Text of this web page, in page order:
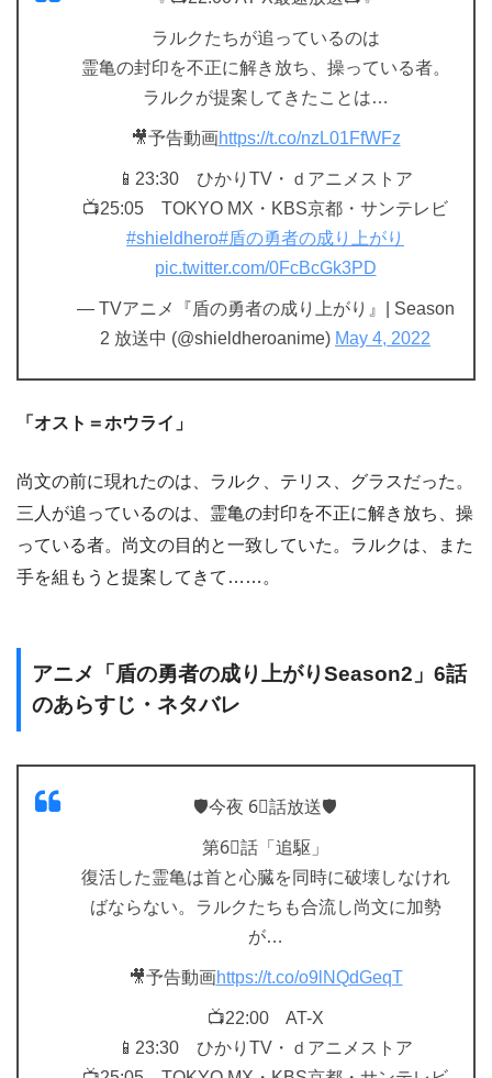
ラルクたちが追っているのは
霊亀の封印を不正に解き放ち、操っている者。
ラルクが提案してきたことは…
🎥予告動画https://t.co/nzL01FfWFz
📱23:30 ひかりTV・ｄアニメストア
📺25:05 TOKYO MX・KBS京都・サンテレビ
#shieldhero#盾の勇者の成り上がり
pic.twitter.com/0FcBcGk3PD
— TVアニメ『盾の勇者の成り上がり』| Season
2 放送中 (@shieldheroanime) May 4, 2022
「オスト＝ホウライ」
尚文の前に現れたのは、ラルク、テリス、グラスだった。
三人が追っているのは、霊亀の封印を不正に解き放ち、操
っている者。尚文の目的と一致していた。ラルクは、また
手を組もうと提案してきて……。
アニメ「盾の勇者の成り上がりSeason2」6話
のあらすじ・ネタバレ
🛡️今夜 6⃣話放送🛡️
第6⃣話「追駆」
復活した霊亀は首と心臓を同時に破壊しなけれ
ばならない。ラルクたちも合流し尚文に加勢
が…
🎥予告動画https://t.co/o9lNQdGeqT
📺22:00 AT-X
📱23:30 ひかりTV・ｄアニメストア